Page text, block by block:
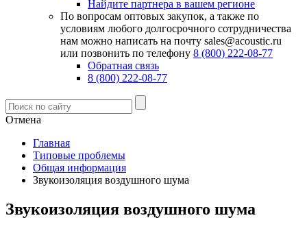
Найдите партнера в вашем регионе
По вопросам оптовых закупок, а также по
условиям любого долгосрочного сотрудничества
нам можно написать на почту sales@acoustic.ru
или позвонить по телефону 8 (800) 222-08-77
Обратная связь
8 (800) 222-08-77
Отмена
Главная
Типовые проблемы
Общая информация
Звукоизоляция воздушного шума
Звукоизоляция воздушного шума